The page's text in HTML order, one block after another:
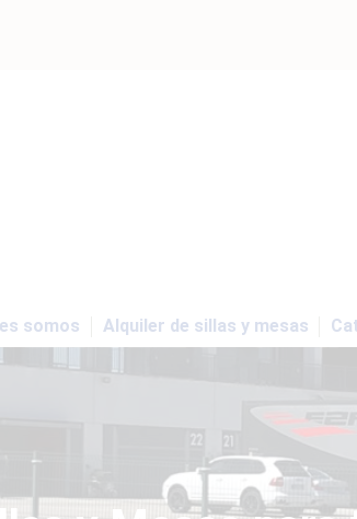
somos Alquiler de sillas y mesas